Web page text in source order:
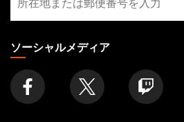
寄
り
の
店
舗
を
探
ソーシャルメディア